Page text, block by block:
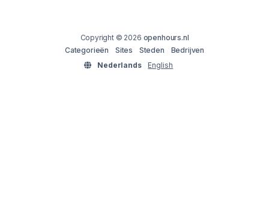
Copyright © 2026 openhours.nl
Categorieën
Sites Steden
Bedrijven
Nederlands
English